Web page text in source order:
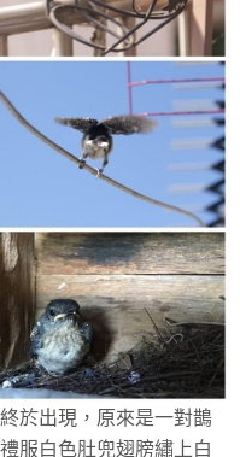
於出現，原來是一對鵲
服白色肚兜翅膀繡上白